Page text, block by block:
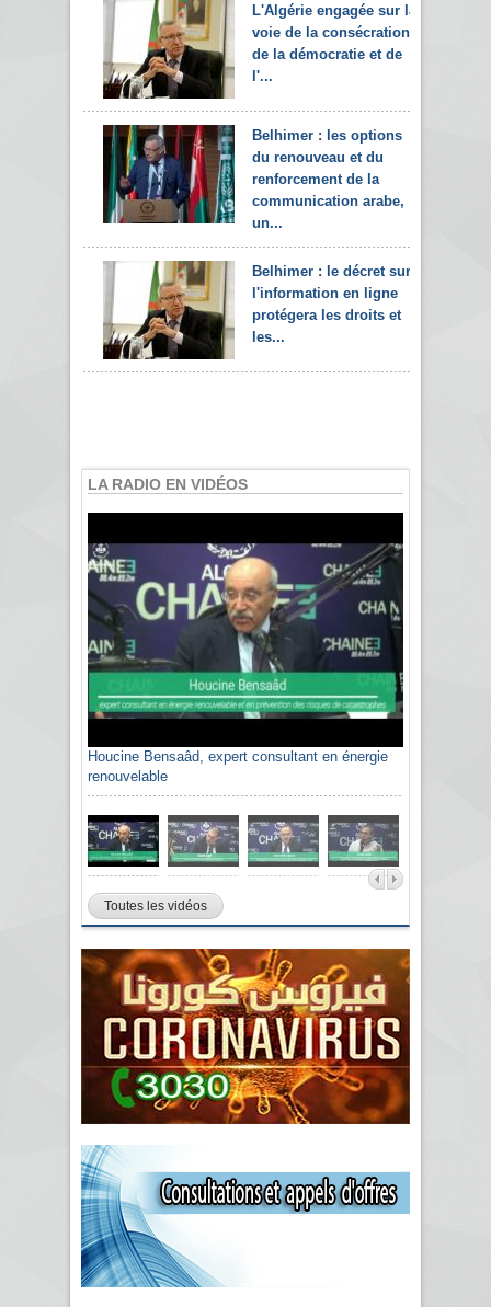
L'Algérie engagée sur la
voie de la consécration
de la démocratie et de
l'...
Belhimer : les options
du renouveau et du
renforcement de la
communication arabe,
un...
Belhimer : le décret sur
l'information en ligne
protégera les droits et
les...
LA RADIO EN VIDÉOS
Houcine Bensaâd, expert consultant en énergie
renouvelable
Toutes les vidéos